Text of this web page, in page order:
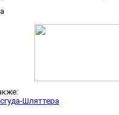
Шляттера